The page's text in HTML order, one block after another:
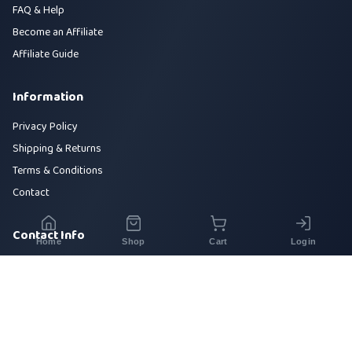
FAQ & Help
Become an Affiliate
Affiliate Guide
Information
Privacy Policy
Shipping & Returns
Terms & Conditions
Contact
Contact Info
Home Shop Cart Login